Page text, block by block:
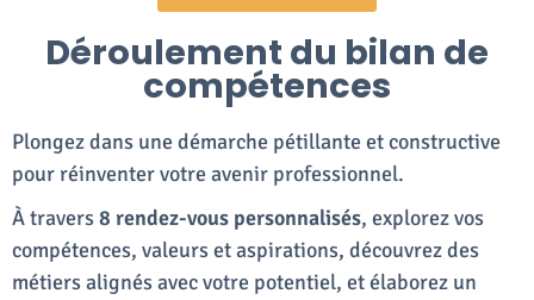
Déroulement du bilan de
compétences
Plongez dans une démarche pétillante et constructive
pour réinventer votre avenir professionnel.
À travers8 rendez-vous personnalisés, explorez vos
compétences, valeurs et aspirations, découvrez des
métiers alignés avec votre potentiel, et élaborez un